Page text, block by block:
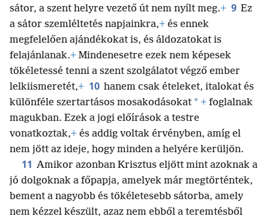
sátor, a szent helyre vezető út nem nyílt meg.+ 9 Ez
a sátor szemléltetés napjainkra,+ és ennek
megfelelően ajándékokat is, és áldozatokat is
felajánlanak.+ Mindenesetre ezek nem képesek
tökéletessé tenni a szent szolgálatot végző ember
lelkiismeretét,+ 10 hanem csak ételeket, italokat és
különféle szertartásos mosakodásokat * + foglalnak
magukban. Ezek a jogi előírások a testre
vonatkoztak,+ és addig voltak érvényben, amíg el
nem jött az ideje, hogy minden a helyére kerüljön.
11 Amikor azonban Krisztus eljött mint azoknak a
jó dolgoknak a főpapja, amelyek már megtörténtek,
bement a nagyobb és tökéletesebb sátorba, amely
nem kézzel készült, azaz nem ebből a teremtésből